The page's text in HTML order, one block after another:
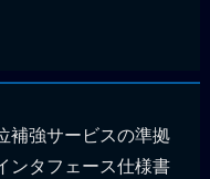
補強サービスの準拠
ンタフェース仕様書